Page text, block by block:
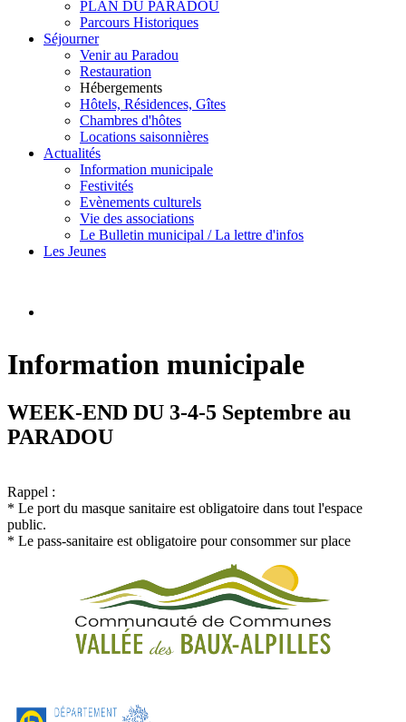
PLAN DU PARADOU
Parcours Historiques
Séjourner
Venir au Paradou
Restauration
Hébergements
Hôtels, Résidences, Gîtes
Chambres d'hôtes
Locations saisonnières
Actualités
Information municipale
Festivités
Evènements culturels
Vie des associations
Le Bulletin municipal / La lettre d'infos
Les Jeunes
Information municipale
WEEK-END DU 3-4-5 Septembre au
PARADOU
Rappel :
* Le port du masque sanitaire est obligatoire dans tout l'espace
public.
* Le pass-sanitaire est obligatoire pour consommer sur place